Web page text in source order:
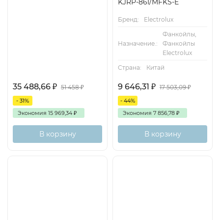
35 488,66 ₽ 51 458₽
- 31%
Экономия 15 969,34 ₽
В корзину
KJRP-86I/MFKS-E
Бренд: Electrolux
Назначение.:
Фанкойлы,
Фанкойлы
Electrolux
Страна:
Китай
9 646,31 ₽ 17 503,09₽
- 44%
Экономия 7 856,78 ₽
В корзину